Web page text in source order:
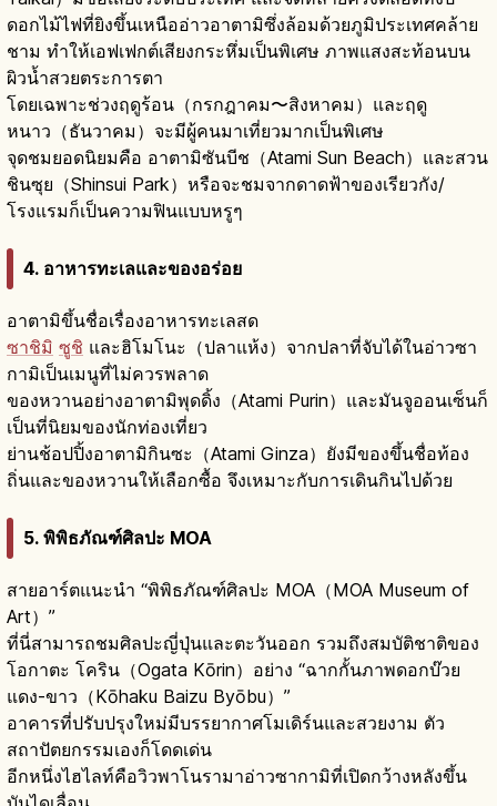
ดอกไม้ไฟที่ยิงขึ้นเหนืออ่าวอาตามิซึ่งล้อมด้วยภูมิประเทศคล้าย
ชาม ทำให้เอฟเฟกต์เสียงกระหึ่มเป็นพิเศษ ภาพแสงสะท้อนบน
ผิวน้ำสวยตระการตา
โดยเฉพาะช่วงฤดูร้อน（กรกฎาคม〜สิงหาคม）และฤดู
หนาว（ธันวาคม）จะมีผู้คนมาเที่ยวมากเป็นพิเศษ
จุดชมยอดนิยมคือ อาตามิซันบีช（Atami Sun Beach）และสวน
ชินซุย（Shinsui Park）หรือจะชมจากดาดฟ้าของเรียวกัง/
โรงแรมก็เป็นความฟินแบบหรูๆ
4. อาหารทะเลและของอร่อย
อาตามิขึ้นชื่อเรื่องอาหารทะเลสด
ซาชิมิ ซูชิ และฮิโมโนะ（ปลาแห้ง）จากปลาที่จับได้ในอ่าวซา
กามิเป็นเมนูที่ไม่ควรพลาด
ของหวานอย่างอาตามิพุดดิ้ง（Atami Purin）และมันจูออนเซ็นก็
เป็นที่นิยมของนักท่องเที่ยว
ย่านช้อปปิ้งอาตามิกินซะ（Atami Ginza）ยังมีของขึ้นชื่อท้อง
ถิ่นและของหวานให้เลือกซื้อ จึงเหมาะกับการเดินกินไปด้วย
5. พิพิธภัณฑ์ศิลปะ MOA
สายอาร์ตแนะนำ “พิพิธภัณฑ์ศิลปะ MOA（MOA Museum of
Art）”
ที่นี่สามารถชมศิลปะญี่ปุ่นและตะวันออก รวมถึงสมบัติชาติของ
โอกาตะ โคริน（Ogata Kōrin）อย่าง “ฉากกั้นภาพดอกบ๊วย
แดง-ขาว（Kōhaku Baizu Byōbu）”
อาคารที่ปรับปรุงใหม่มีบรรยากาศโมเดิร์นและสวยงาม ตัว
สถาปัตยกรรมเองก็โดดเด่น
อีกหนึ่งไฮไลท์คือวิวพาโนรามาอ่าวซากามิที่เปิดกว้างหลังขึ้น